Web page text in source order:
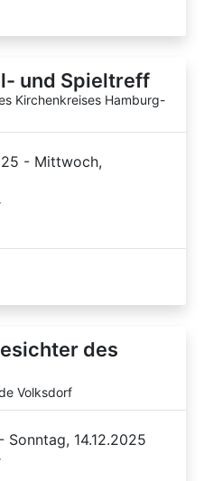
und Spieltreff
Kirchenkreises Hamburg-
- Mittwoch,
des
Volksdorf
Sonntag, 14.12.2025